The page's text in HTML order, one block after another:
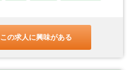
この求人に興味がある